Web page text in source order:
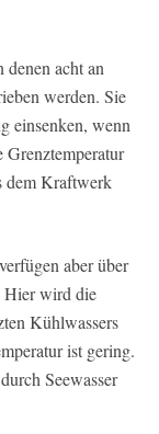
acht an
werden. Sie
einsenken, wenn
Grenztemperatur
dem Kraftwerk
aber über
Hier wird die
Kühlwassers
ist gering.
Seewasser